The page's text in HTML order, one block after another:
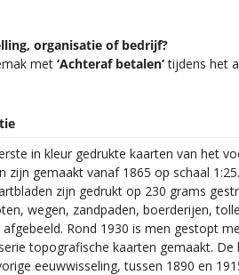
organisatie of bedrijf?
met‘Achteraf betalen’tijdens het
in kleur gedrukte kaarten van het
zijn gemaakt vanaf 1865 op schaal
zijn gedrukt op 230 grams
wegen, zandpaden, boerderijen,
Rond 1930 is men gestopt
topografische kaarten gemaakt.
eeuwwisseling, tussen 1890 en